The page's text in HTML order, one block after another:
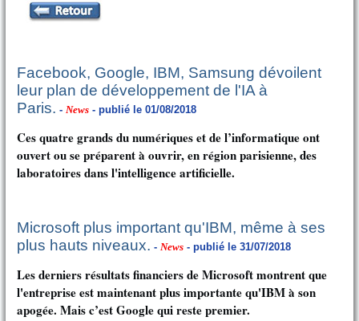
Facebook, Google, IBM, Samsung dévoilent
leur plan de développement de l'IA à
Paris. - News - publié le 01/08/2018
Ces quatre grands du numériques et de l’informatique ont
ouvert ou se préparent à ouvrir, en région parisienne, des
laboratoires dans l'intelligence artificielle.
Microsoft plus important qu'IBM, même à ses
plus hauts niveaux. - News - publié le 31/07/2018
Les derniers résultats financiers de Microsoft montrent que
l'entreprise est maintenant plus importante qu'IBM à son
apogée. Mais c’est Google qui reste premier.